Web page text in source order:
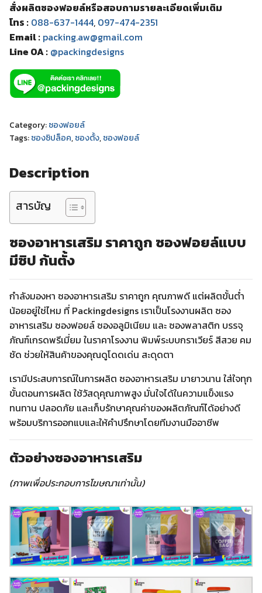
สั่งผลิตซองฟอยล์หรือสอบถามรายละเอียดเพิ่มเติม
โทร : 088-637-1444, 097-474-2351
Email : packing.aw@gmail.com
Line OA : @packingdesigns
Category:ซองฟอยล์
Tags:ซองซิปล็อค,ซองตั้ง,ซองฟอยล์
Description
สารบัญ
ซองอาหารเสริม ราคาถูก ซองฟอยล์แบบ
มีซิป ก้นตั้ง
กำลังมองหา ซองอาหารเสริม ราคาถูก คุณภาพดี แต่ผลิตขั้นต่ำ
น้อยอยู่ใช่ไหม ที่ Packingdesigns เราเป็นโรงงานผลิต ซอง
อาหารเสริม ซองฟอยล์ ซองอลูมิเนียม และ ซองพลาสติก บรรจุ
ภัณฑ์เกรดพรีเมี่ยม ในราคาโรงงาน พิมพ์ระบบกราเวียร์ สีสวย คม
ชัด ช่วยให้สินค้าของคุณดูโดดเด่น สะดุดตา
เรามีประสบการณ์ในการผลิต ซองอาหารเสริม มายาวนาน ใส่ใจทุก
ขั้นตอนการผลิต ใช้วัสดุคุณภาพสูง มั่นใจได้ในความแข็งแรง
ทนทาน ปลอดภัย และเก็บรักษาคุณค่าของผลิตภัณฑ์ได้อย่างดี
พร้อมบริการออกแบและให้คำปรึกษาโดยทีมงานมืออาชีพ
ตัวอย่างซองอาหารเสริม
(ภาพเพื่อประกอบการโฆษณาเท่านั้น)